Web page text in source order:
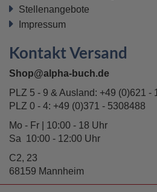
Stellenangebote
Impressum
Kontakt Versand
Shop@alpha-buch.de
PLZ 5 - 9 & Ausland: +49 (0)621 -
PLZ 0 - 4: +49 (0)371 - 5308488
Mo - Fr | 10:00 - 18 Uhr
Sa 10:00 - 12:00 Uhr
C2, 23
68159 Mannheim